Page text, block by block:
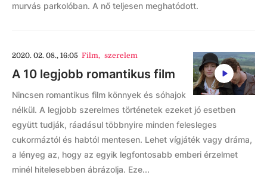
murvás parkolóban. A nő teljesen meghatódott.
2020. 02. 08., 16:05 Film, szerelem
A 10 legjobb romantikus film
Nincsen romantikus film könnyek és sóhajok
nélkül. A legjobb szerelmes történetek ezeket jó esetben
együtt tudják, ráadásul többnyire minden felesleges
cukormáztól és habtól mentesen. Lehet vígjáték vagy dráma,
a lényeg az, hogy az egyik legfontosabb emberi érzelmet
minél hitelesebben ábrázolja. Eze...